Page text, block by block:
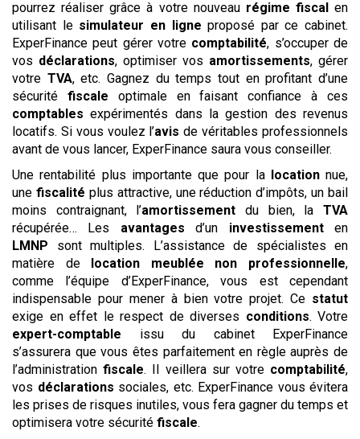
pourrez réaliser grâce à votre nouveau régime fiscal en
utilisant le simulateur en ligne proposé par ce cabinet.
ExperFinance peut gérer votre comptabilité, s’occuper de
vos déclarations, optimiser vos amortissements, gérer
votre TVA, etc. Gagnez du temps tout en profitant d’une
sécurité fiscale optimale en faisant confiance à ces
comptables expérimentés dans la gestion des revenus
locatifs. Si vous voulez l’avis de véritables professionnels
avant de vous lancer, ExperFinance saura vous conseiller.
Une rentabilité plus importante que pour la
locationnue,
une fiscalité plus attractive, une réduction d’impôts, un bail
moins contraignant, l’amortissement du bien, laTVA
récupérée… Les avantages d’un investissementen
LMNP sont multiples. L’assistance de spécialistes en
matière de
location meublée non professionnelle,
comme l’équipe d’ExperFinance, vous est cependant
indispensable pour mener à bien votre projet. Ce statut
exige en effet le respect de diverses conditions. Votre
expert-comptable issu du cabinet ExperFinance
s’assurera que vous êtes parfaitement en règle auprès de
l’administrationfiscale. Il veillera sur votre comptabilité,
vos déclarations sociales, etc. ExperFinance vous évitera
les prises de risques inutiles, vous fera gagner du temps et
optimisera votre sécurité fiscale.